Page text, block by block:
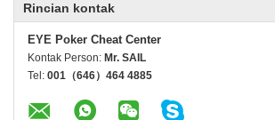
Rincian kontak
EYE Poker Cheat Center
Kontak Person: Mr. SAIL
Tel: 001（646）464 4885